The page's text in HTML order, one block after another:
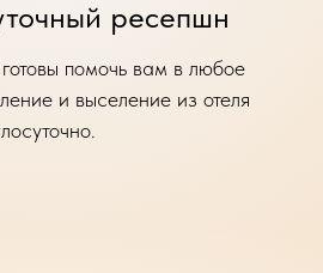
ресепшн
помочь вам в любое
и выселение из отеля